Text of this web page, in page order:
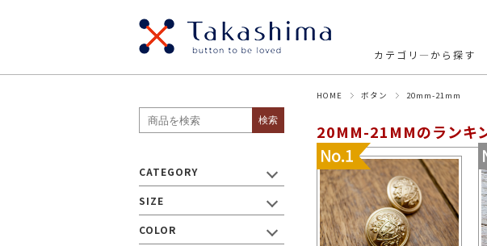
カテゴリ―から探す
貝ボタン
スナップボタン
ウッドボタン ナットボタン
ビジューボタン
SIZE
・ボタン
10mm
17mm
～18mm
19mm
20mm
～21mm
HOME ボタン 20mm-21mm
20MM-21MMのランキ
検索
CATEGORY
SIZE
COLOR